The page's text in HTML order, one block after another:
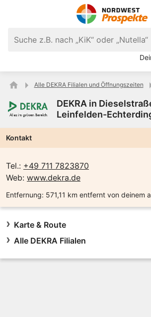
Alle DEKRA Filialen und Öffnungszeiten
DEKRA in
Leinfelden-
Kontakt
Tel.: +49 711 7823870
Web: www.dekra.de
Entfernung: 571,11 km entfernt von deinem
Karte & Route
Alle DEKRA Filialen